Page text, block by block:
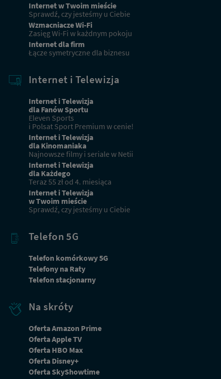
Internet w Twoim mieście
Sprawdź, czy jesteśmy u Ciebie
Wzmacniacze Wi-Fi
Zasięg Wi-Fi w każdnym pokoju
Internet dla firm
Łącze symetryczne dla biznesu
Internet i Telewizja
Internet i Telewizja
dla Fanów Sportu
Eleven Sports
i Polsat Sport Premium w cenie!
Internet i Telewizja
dla Kinomaniaka
Najnowsze filmy i seriale w Netii
Internet i Telewizja
dla Każdego
Teraz 55 zł od 4. miesiąca
Internet i Telewizja
w Twoim mieście
Sprawdź, czy jesteśmy u Ciebie
Telefon 5G
Telefon komórkowy 5G
Telefony na Raty
Telefon stacjonarny
Na skróty
Oferta Amazon Prime
Oferta Apple TV
Oferta HBO Max
Oferta Disney+
Oferta SkyShowtime
Dbamy o Twoją prywatność
Używamy plików cookies lub podobnych technologii w celu zapewnienia Ci dostępu do serwisu,
usprawniania jego działania, profilowania i wyświetlania treści dopasowanych do Twoich potrzeb. W
każdej chwili możesz zmienić ustawienia plików cookies lub podobnych technologii poprzez zmianę